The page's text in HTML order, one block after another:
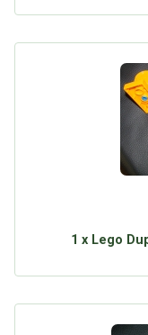
1 x Lego